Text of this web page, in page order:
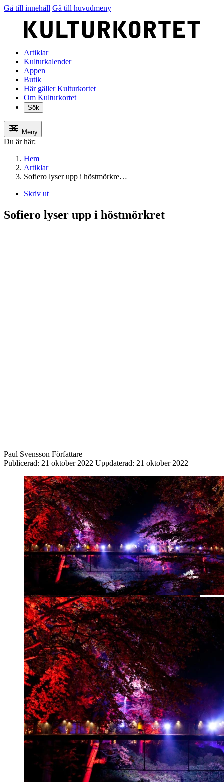
Gå till innehåll Gå till huvudmeny
Artiklar
Kulturkalender
Appen
Butik
Här gäller Kulturkortet
Om Kulturkortet
Sök
Meny
Du är här:
Hem
Artiklar
Sofiero lyser upp i höstmörkre…
Skriv ut
Sofiero lyser upp i höstmörkret
Paul Svensson Författare
Publicerad: 21 oktober 2022 Uppdaterad: 21 oktober 2022